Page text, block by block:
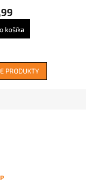
košíka
PRODUKTY